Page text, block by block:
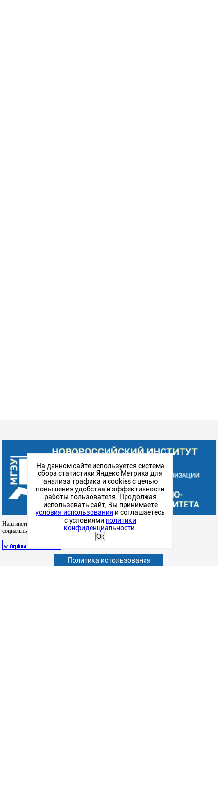
Наш институт в
социальных сетях
Абитуриенту
Политика использования
На данном сайте используется система
сбора статистики Яндекс Метрика для
анализа трафика и cookies с целью
повышения удобства и эффективности
работы пользователя. Продолжая
использовать сайт, Вы принимаете
условия использования и соглашаетесь
с условиями политики
конфиденциальности.
Ок